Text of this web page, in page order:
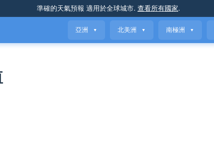
準確的天氣預報 適用於全球城市. 查看所有國家.
亞洲 ▼ 北美洲 ▼ 南極洲 ▼